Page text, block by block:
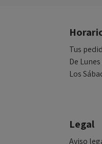
Tus
De
Los
Legal
Aviso